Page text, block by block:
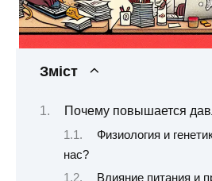
Зміст
Почему повышается
Физиология и
нас?
Влияние питания и